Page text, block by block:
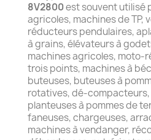
8V2800est souvent utilisé
agricoles, machines de TP,
réducteurs pendulaires,
à grains, élévateurs à
machines agricoles, moto-
trois points, machines à
buteuses, buteuses à
rotatives, dé-
planteuses à pommes de
faneuses, chargeuses,
machines à vendanger,